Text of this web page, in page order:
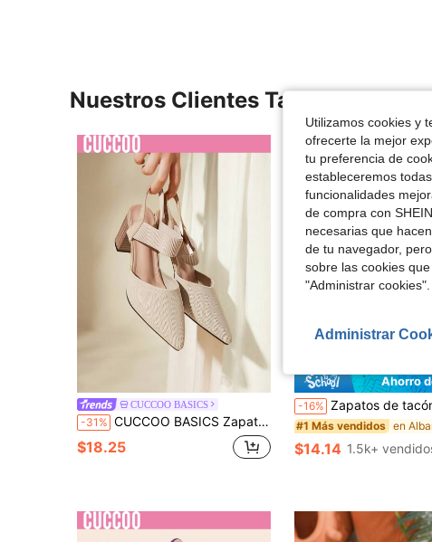
Nuestros Clientes También Vieron
CUCCOO BASICS
-31% CUCCOO BASICS Zapatos de mujer minimalistas de moda, puntera elegante, tacones gruesos beige para zapatos de verano de vacaciones, rebajas de verano, tacones elegantes, regreso a la escuela, zapatos de estudiante universitaria, zapatos de Navidad, otoño y Año Nuevo
$18.25
Ahorro
-16% Zapatos de tacón estrecho con punta puntiaguda para mujer, sandalias tipo mule
#1 Más vendidos
$14.14 1.5k+
Utilizamos cookies y
ofrecerte la mejor
tu preferencia de
estableceremos
funcionalidades
de compra con
necesarias que
de tu navegador,
sobre las cookies
"Administrar
Administrar